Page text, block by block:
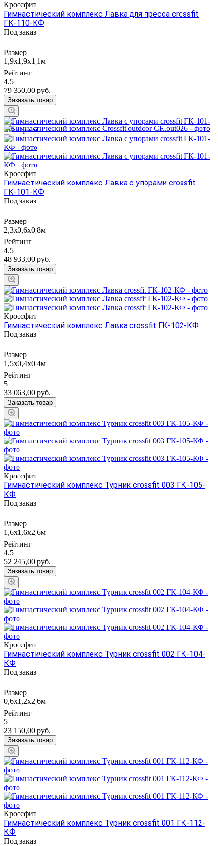
Кроссфит
Гимнастический комплекс Лавка для пресса crossfit
ГК-110-КФ
Под заказ
Размер
1,9х1,9х1,1м
Рейтинг
4.5
79 350,00 руб.
Заказать товар
Кроссфит
Гимнастический комплекс Лавка с упорами crossfit
ГК-101-КФ
Под заказ
Размер
2,3х0,6х0,8м
Рейтинг
4.5
48 933,00 руб.
Заказать товар
Кроссфит
Гимнастический комплекс Лавка crossfit ГК-102-КФ
Под заказ
Размер
1,5х0,4х0,4м
Рейтинг
5
33 063,00 руб.
Заказать товар
Кроссфит
Гимнастический комплекс Турник crossfit 003 ГК-105-
КФ
Под заказ
Размер
1,6х1,6х2,6м
Рейтинг
4.5
52 245,00 руб.
Заказать товар
Кроссфит
Гимнастический комплекс Турник crossfit 002 ГК-104-
КФ
Под заказ
Размер
0,6х1,2х2,6м
Рейтинг
5
23 150,00 руб.
Заказать товар
Кроссфит
Гимнастический комплекс Турник crossfit 001 ГК-112-
КФ
Под заказ